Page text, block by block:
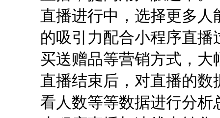
直播进行中，选择更多
的吸引力配合小程序直
买送赠品等营销方式，
直播结束后，对直播的
看人数等等数据进行分析